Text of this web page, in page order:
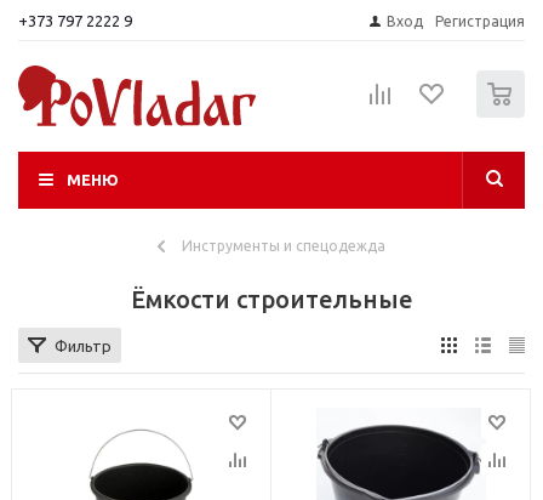
+373 797 2222 9 Вход Регистрация
МЕНЮ
Инструменты и спецодежда
Ёмкости строительные
Фильтр